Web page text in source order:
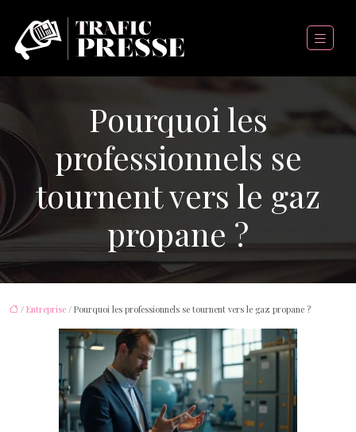
Pourquoi les
professionnels se
tournent vers le gaz
propane ?
/ Entreprise / Pourquoi les professionnels se tournent vers le gaz propane ?